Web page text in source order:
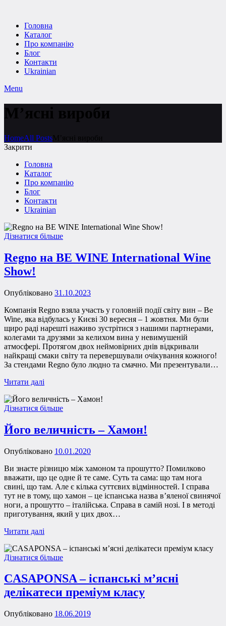
Головна
Каталог
Про компанію
Блог
Контакти
Ukrainian
Menu
М’ясні вироби
HomeAll PostsМ’ясні вироби
Закрити
Головна
Каталог
Про компанію
Блог
Контакти
Ukrainian
Дізнатися більше
Regno на BE WINE International Wine
Show!
Опубліковано 31.10.2023
Компанія Regno взяла участь у головній події світу вин – Be
Wine, яка відбулась у Києві 30 вересня – 1 жовтня. Ми були
щиро раді нарешті наживо зустрітися з нашими партнерами,
колегами та друзями за келихом вина у невимушеній
атмосфері. Протягом двох неймовірних днів відкривали
найкращі смаки світу та перевершували очікування кожного!
За стендами Regno було людно та смачно. Ми презентували…
Читати далі
Дізнатися більше
Його величність – Хамон!
Опубліковано 10.01.2020
Ви знаєте різницю між хамоном та прошутто? Помилково
вважати, що це одне й те саме. Суть та сама: що там нога
свині, що там. Але є кілька суттєвих відмінностей. І справа
тут не в тому, що хамон – це іспанська назва в’яленої свинячої
ноги, а прошутто – італійська. Справа в самій нозі. І в методі
приготування, який у цих двох…
Читати далі
Дізнатися більше
CASAPONSA – іспанські м’ясні
делікатеси преміум класу
Опубліковано 18.06.2019